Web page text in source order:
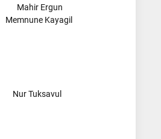
Mahir Ergun
Memnune Kayagil
Nur Tuksavul